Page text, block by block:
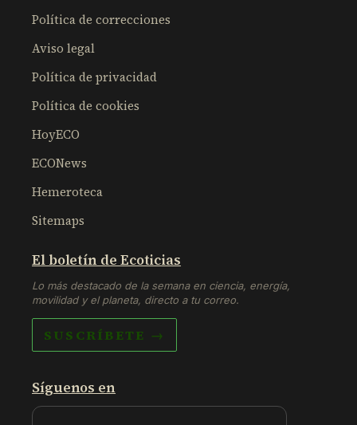
Política de correcciones
Aviso legal
Política de privacidad
Política de cookies
HoyECO
ECONews
Hemeroteca
Sitemaps
El boletín de Ecoticias
Lo más destacado de la semana en ciencia, energía,
movilidad y el planeta, directo a tu correo.
SUSCRÍBETE →
Síguenos en